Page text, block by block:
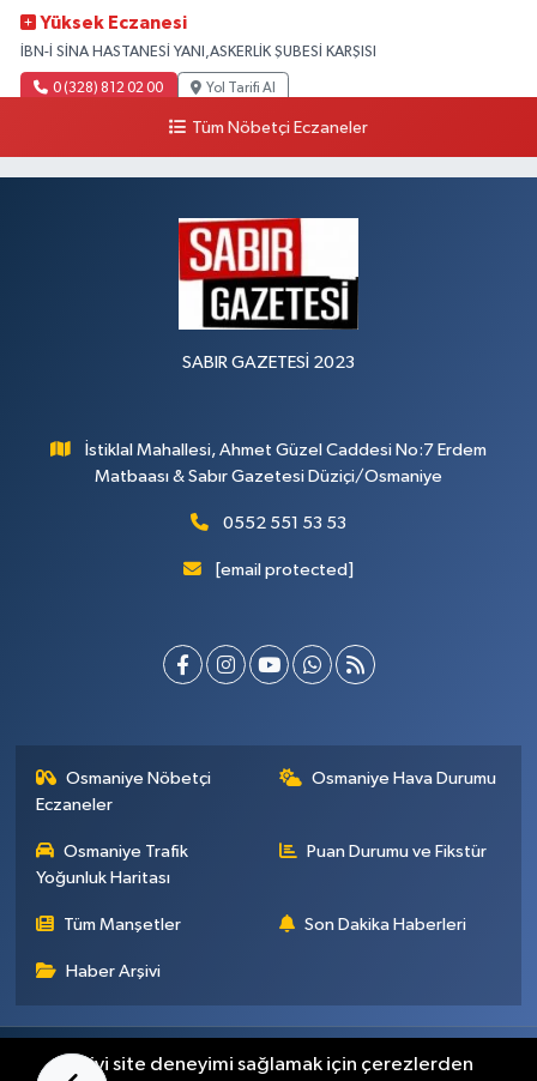
Yüksek Eczanesi
İBN-İ SİNA HASTANESİ YANI,ASKERLİK ŞUBESİ KARŞISI
0 (328) 812 02 00 Yol Tarifi Al
Tüm Nöbetçi Eczaneler
SABIR GAZETESİ 2023
İstiklal Mahallesi, Ahmet Güzel Caddesi No:7 Erdem
Matbaası & Sabır Gazetesi Düziçi/Osmaniye
0552 551 53 53
[email protected]
Osmaniye Nöbetçi
Eczaneler
Osmaniye Hava Durumu
Osmaniye Trafik
Yoğunluk Haritası
Puan Durumu ve Fikstür
Tüm Manşetler Son Dakika Haberleri
Haber Arşivi
Künye İletişim Gizlilik Sözleşmesi
En iyi site deneyimi sağlamak için çerezlerden